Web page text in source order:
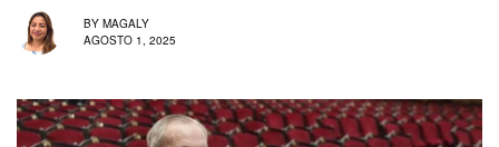
BY MAGALY
AGOSTO 1, 2025